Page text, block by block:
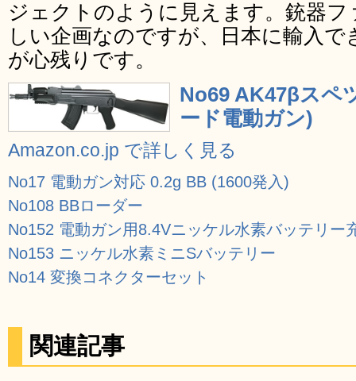
ジェクトのように見えます。銃器
しい企画なのですが、日本に輸入
が心残りです。
No69 AK47βスペ
ード電動ガン)
Amazon.co.jp で詳しく見る
No17 電動ガン対応 0.2g BB (1600発入)
No108 BBローダー
No152 電動ガン用8.4Vニッケル水素バッテリー
No153 ニッケル水素ミニSバッテリー
No14 変換コネクターセット
関連記事